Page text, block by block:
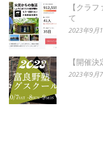
【クラ
て
2023年9月
【開催
2023年9月